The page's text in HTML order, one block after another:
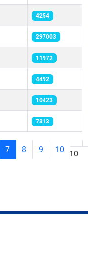
4254
297003
11972
4492
10423
7313
Seite 7 von 10
7 8 9 10